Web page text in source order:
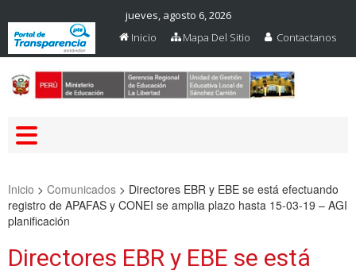
jueves, agosto 6, 2026
Inicio
Mapa Del Sitio Contactanos
Inicio > Comunicados > Directores EBR y EBE se está efectuando
registro de APAFAS y CONEI se amplia plazo hasta 15-03-19 – AGI
planificación
Directores EBR y EBE se está